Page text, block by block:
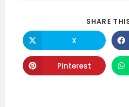
SHARE
Opens
in
a
new
window
X
Opens
in
Pinterest